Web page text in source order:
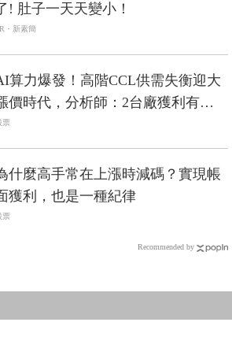
! 肚子一天天變小！
・新素簡
算力爆發！高階CCL供需失衡迎大
價時代，分析師：2台廠獲利有望
發
票
什麼高手常在上漲時減碼？實現帳
獲利，也是一種紀律
票
Recommended by